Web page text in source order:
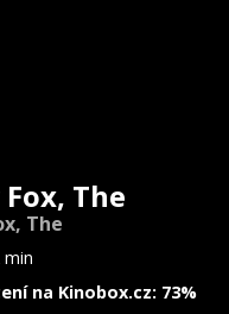
The
The
min
na Kinobox.cz: 73%